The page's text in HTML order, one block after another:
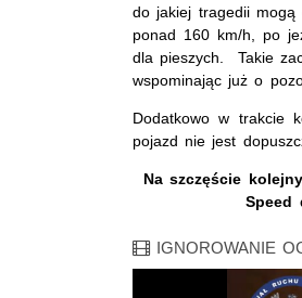
do jakiej tragedii mogą
ponad 160 km/h, po
dla pieszych. Takie
wspominając już o
Dodatkowo w trakcie
pojazd nie jest
Na szczęście
Speed
Film
IGNOROWANIE